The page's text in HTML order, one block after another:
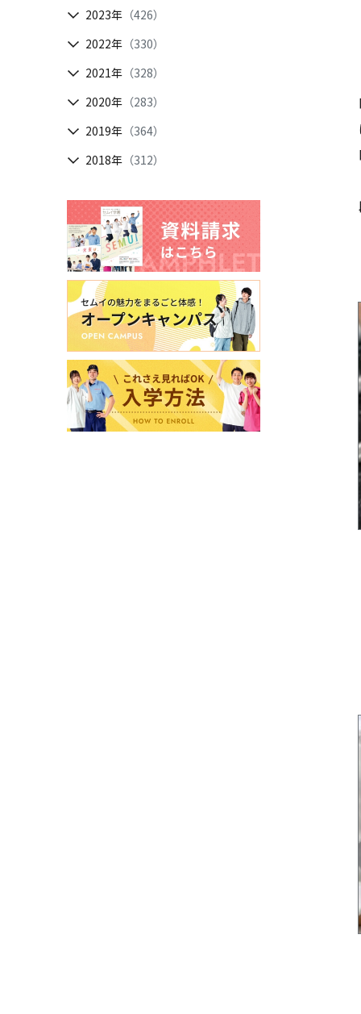
2023年 （426）
2022年 （330）
2021年 （328）
2020年 （283）
2019年 （364）
2018年 （312）